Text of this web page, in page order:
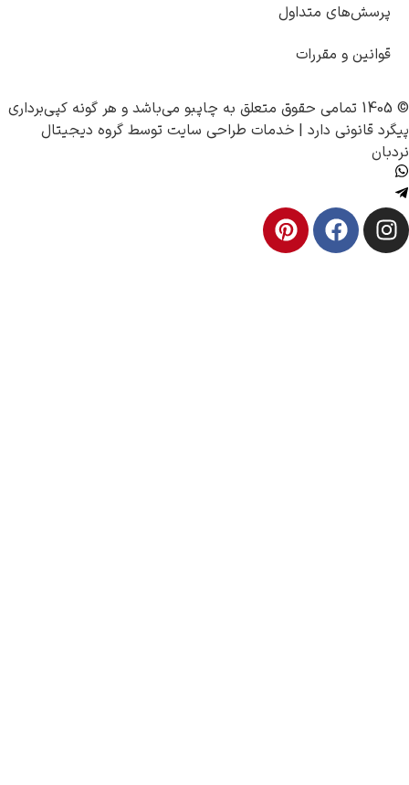
چاپبومی‌باشد و هر گونه کپی‌برداری
| خدمات طراحی سایتتوسط گروه دیجیتال